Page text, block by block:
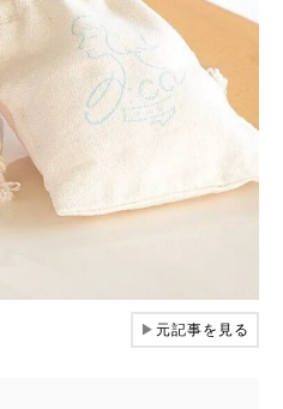
▶元記事を見る